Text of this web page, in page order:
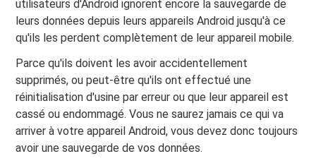
utilisateurs d'Android ignorent encore la sauvegarde de
leurs données depuis leurs appareils Android jusqu'à ce
qu'ils les perdent complètement de leur appareil mobile.
Parce qu'ils doivent les avoir accidentellement
supprimés, ou peut-être qu'ils ont effectué une
réinitialisation d'usine par erreur ou que leur appareil est
cassé ou endommagé. Vous ne saurez jamais ce qui va
arriver à votre appareil Android, vous devez donc toujours
avoir une sauvegarde de vos données.